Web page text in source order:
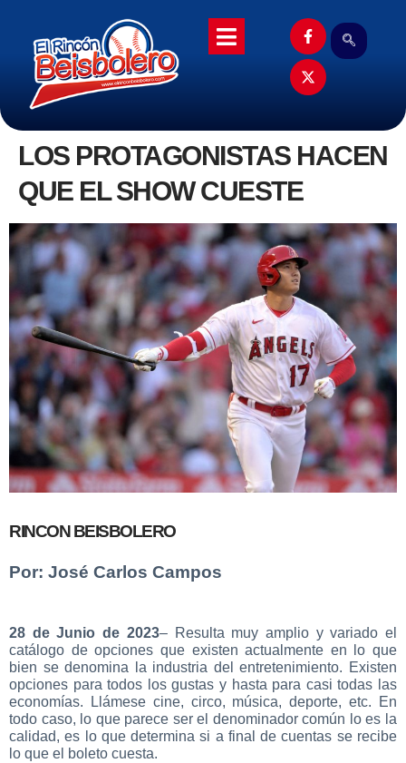
LOS PROTAGONISTAS HACEN
QUE EL SHOW CUESTE
RINCON BEISBOLERO
Por: José Carlos Campos
28 de Junio de 2023– Resulta muy amplio y variado el
catálogo de opciones que existen actualmente en lo que
bien se denomina la industria del entretenimiento. Existen
opciones para todos los gustas y hasta para casi todas las
economías. Llámese cine, circo, música, deporte, etc. En
todo caso, lo que parece ser el denominador común lo es la
calidad, es lo que determina si a final de cuentas se recibe
lo que el boleto cuesta.